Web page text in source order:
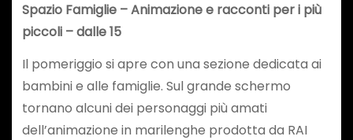
Spazio Famiglie – Animazione e racconti per i più
piccoli – dalle 15
Il pomeriggio si apre con una sezione dedicata ai
bambini e alle famiglie. Sul grande schermo
tornano alcuni dei personaggi più amati
dell’animazione in marilenghe prodotta da RAI